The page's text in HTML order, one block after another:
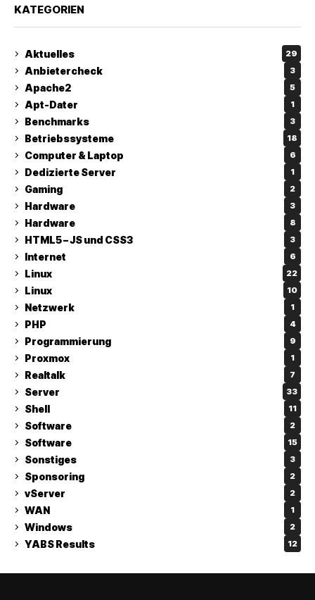
KATEGORIEN
Aktuelles 29
Anbietercheck 3
Apache2 5
Apt-Dater 1
Benchmarks 3
Betriebssysteme 18
Computer & Laptop 6
Dedizierte Server 1
Gaming 2
Hardware 3
Hardware 8
HTML5 – JS und CSS3 3
Internet 6
Linux 22
Linux 10
Netzwerk 1
PHP 4
Programmierung 9
Proxmox 1
Realtalk 7
Server 33
Shell 11
Software 2
Software 15
Sonstiges 3
Sponsoring 2
vServer 2
WAN 1
Windows 2
YABS Results 12